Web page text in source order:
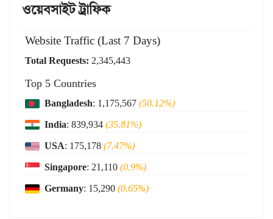
ওয়েবসাইট ট্রাফিক
Website Traffic (Last 7 Days)
Total Requests: 2,345,443
Top 5 Countries
Bangladesh: 1,175,567(50.12%)
India: 839,934(35.81%)
USA: 175,178(7.47%)
Singapore: 21,110(0.9%)
Germany: 15,290(0.65%)